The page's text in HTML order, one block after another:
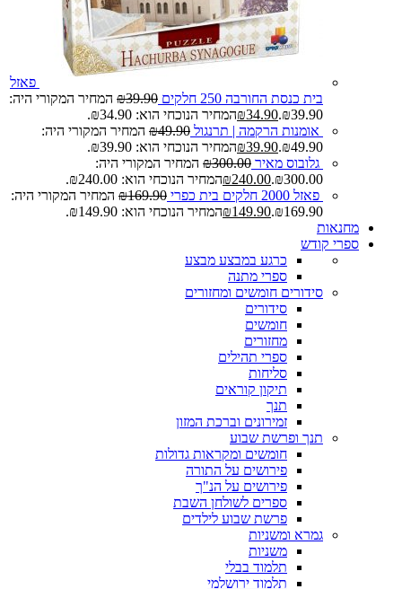
פאזל
בית כנסת החורבה 250 חלקים
₪39.90
המחיר המקורי היה:
₪39.90.
₪34.90
המחיר הנוכחי הוא: ₪34.90.
אומנות הרקמה | תרנגול
₪49.90
המחיר המקורי היה:
₪49.90.
₪39.90
המחיר הנוכחי הוא: ₪39.90.
גלובוס מאיר
₪300.00
המחיר המקורי היה:
₪300.00.
₪240.00
המחיר הנוכחי הוא: ₪240.00.
פאזל 2000 חלקים בית כפרי
₪169.90
המחיר המקורי היה:
₪169.90.
₪149.90
המחיר הנוכחי הוא: ₪149.90.
מחנאות
ספרי קודש
כרגע במבצע מבצע
ספרי מתנה
סידורים חומשים ומחזורים
סידורים
חומשים
מחזורים
ספרי תהילים
סליחות
תיקון קוראים
תנך
זמירונים וברכת המזון
תנך ופרשת שבוע
חומשים ומקראות גדולות
פירושים על התורה
פירושים על הנ"ך
ספרים לשולחן השבת
פרשת שבוע לילדים
גמרא ומשניות
משניות
תלמוד בבלי
תלמוד ירושלמי